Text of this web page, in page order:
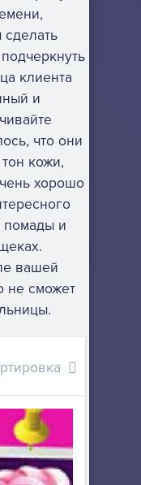
клиента
и
что они
кожи,
хорошо
помады и
вашей
не сможет